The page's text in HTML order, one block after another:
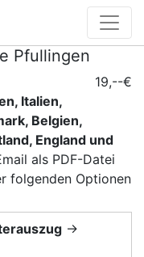
Pfullingen
19,--€
Italien,
Belgien,
England und
als PDF-Datei
folgenden Optionen
→